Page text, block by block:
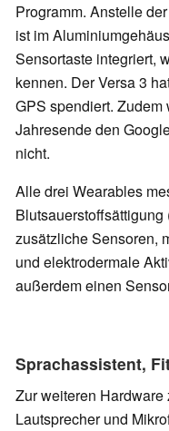
Programm. Anstelle der
ist im
Sensortaste integriert,
kennen. Der Versa 3
GPS spendiert.
Jahresende den
nicht.
Alle drei Wearables
zusätzliche Sensoren,
und elektrodermale
außerdem einen
Sprachassistent,
Zur weiteren
Lautsprecher und